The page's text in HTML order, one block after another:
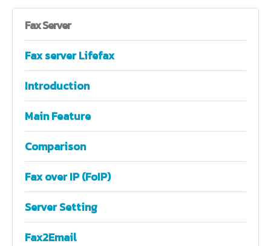
FaxServer
Fax server Lifefax
Introduction
Main Feature
Comparison
Fax over IP (FoIP)
Server Setting
Fax2Email